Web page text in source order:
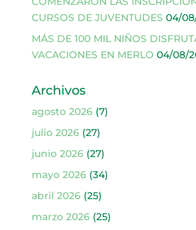
CURSOS DE JUVENTUDES 04/
MÁS DE 100 MIL NIÑOS
VACACIONES EN MERLO 04/08/
Archivos
agosto 2026(7)
julio 2026(27)
junio 2026(27)
mayo 2026(34)
abril 2026(25)
marzo 2026(25)